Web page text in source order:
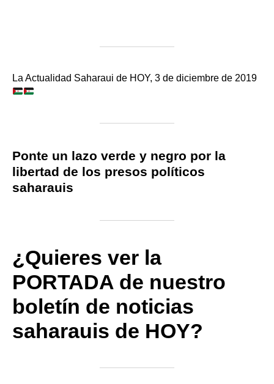
La Actualidad Saharaui de HOY, 3 de diciembre de 2019
Ponte un lazo verde y negro por la
libertad de los presos políticos
saharauis
¿Quieres ver la
PORTADA de nuestro
boletín de noticias
saharauis de HOY?